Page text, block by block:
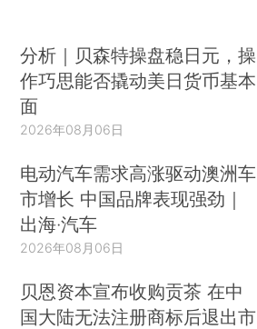
分析｜贝森特操盘稳日元，操
作巧思能否撬动美日货币基本
面
2026年08月06日
电动汽车需求高涨驱动澳洲车
市增长 中国品牌表现强劲｜
出海·汽车
2026年08月06日
贝恩资本宣布收购贡茶 在中
国大陆无法注册商标后退出市